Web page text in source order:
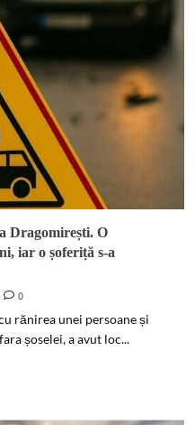
Dragomirești. O
iar o șoferiță s-a
0
rănirea unei persoane și
șoselei, a avut loc...